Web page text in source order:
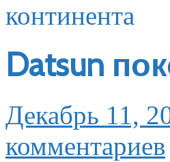
континента
Datsun
Декабрь 11,
комментариев